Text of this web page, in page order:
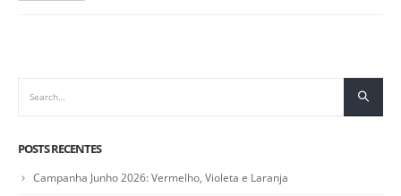
POSTS RECENTES
Campanha Junho 2026: Vermelho, Violeta e Laranja